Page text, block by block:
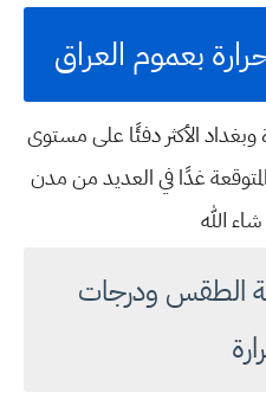
بعموم العراق
وبغداد الأكثر دفئًا على مستوى
غدًا في العديد من مدن
الله
الطقس ودرجات